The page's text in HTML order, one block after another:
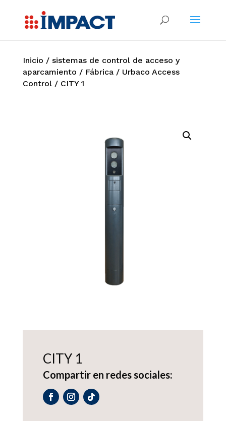
Inicio / sistemas de control de acceso y
aparcamiento / Fábrica/ Urbaco Access
Control/ CITY 1
CITY 1
Compartir en redes sociales: